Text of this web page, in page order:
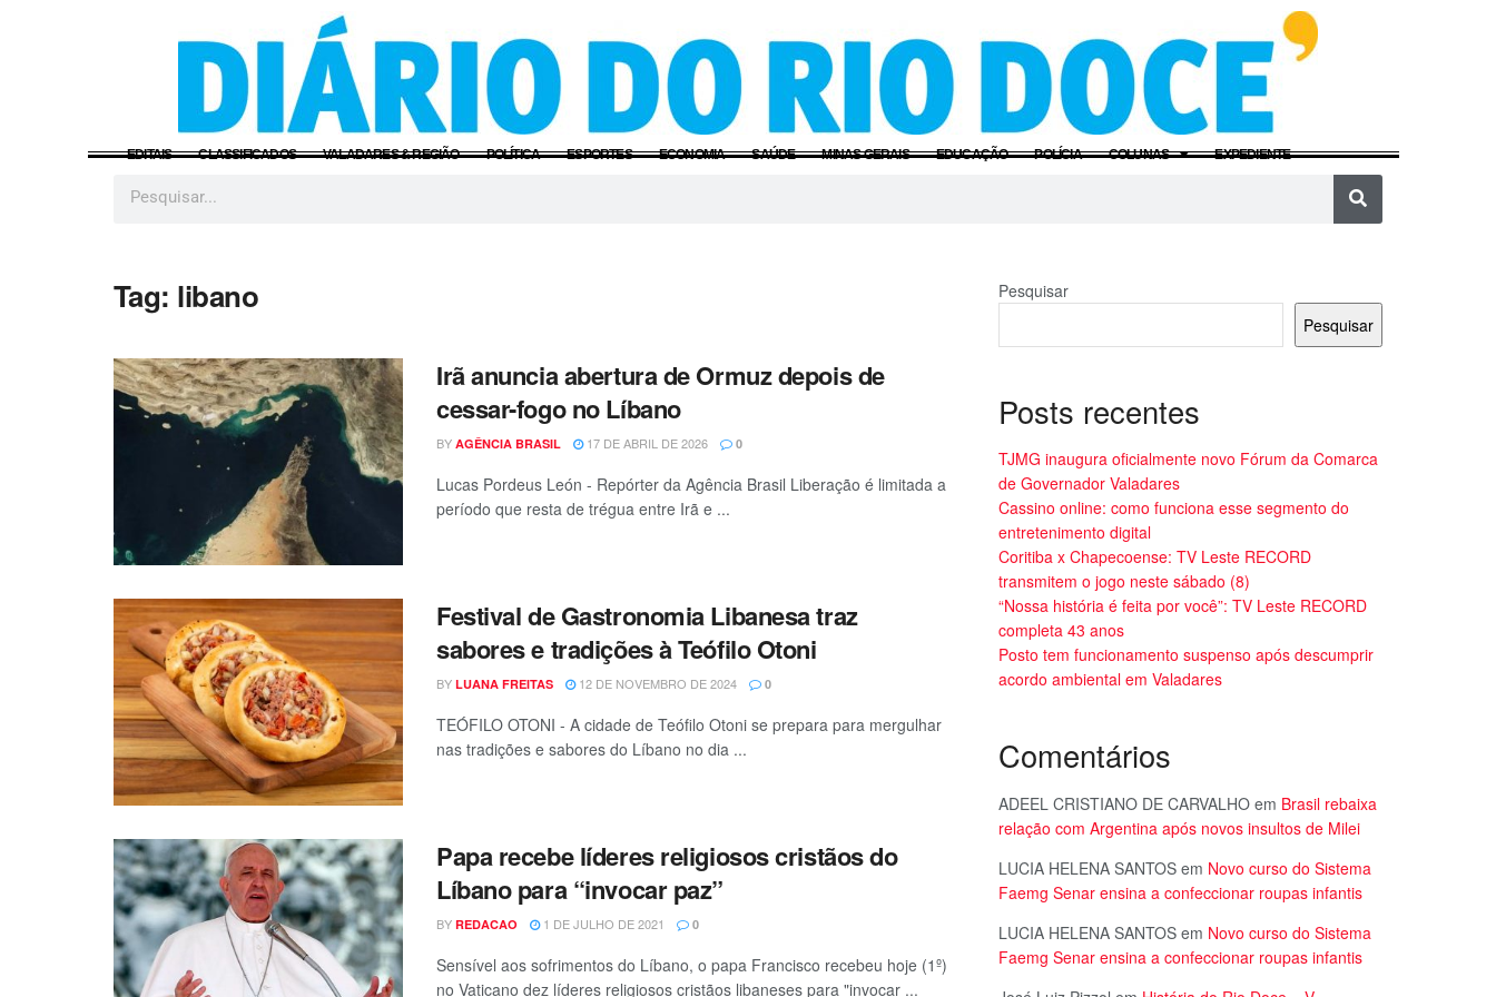
EDITAIS CLASSIFICADOS VALADARES & REGIÃO POLÍTICA ESPORTES ECONOMIA SAÚDE MINAS GERAIS EDUCAÇÃO POLÍCIA COLUNAS EXPEDIENTE
Tag: libano
Irã anuncia abertura de Ormuz depois de
cessar-fogo no Líbano
BY AGÊNCIA BRASIL 17 DE ABRIL DE 2026 0
Lucas Pordeus León - Repórter da Agência Brasil Liberação é limitada a
período que resta de trégua entre Irã e ...
Festival de Gastronomia Libanesa traz
sabores e tradições à Teófilo Otoni
BY LUANA FREITAS 12 DE NOVEMBRO DE 2024 0
TEÓFILO OTONI - A cidade de Teófilo Otoni se prepara para mergulhar
nas tradições e sabores do Líbano no dia ...
Papa recebe líderes religiosos cristãos do
Líbano para “invocar paz”
BY REDACAO 1 DE JULHO DE 2021 0
Sensível aos sofrimentos do Líbano, o papa Francisco recebeu hoje (1º)
no Vaticano dez líderes religiosos cristãos libaneses para "invocar ...
Pesquisar
Pesquisar
Posts recentes
TJMG inaugura oficialmente novo Fórum da Comarca
de Governador Valadares
Cassino online: como funciona esse segmento do
entretenimento digital
Coritiba x Chapecoense: TV Leste RECORD
transmitem o jogo neste sábado (8)
“Nossa história é feita por você”: TV Leste RECORD
completa 43 anos
Posto tem funcionamento suspenso após descumprir
acordo ambiental em Valadares
Comentários
ADEEL CRISTIANO DE CARVALHO em Brasil rebaixa
relação com Argentina após novos insultos de Milei
LUCIA HELENA SANTOS em Novo curso do Sistema
Faemg Senar ensina a confeccionar roupas infantis
LUCIA HELENA SANTOS em Novo curso do Sistema
Faemg Senar ensina a confeccionar roupas infantis